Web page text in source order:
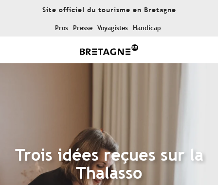
Site officiel du tourisme en Bretagne
Pros Presse Voyagistes Handicap
Trois idées reçues sur la
Thalasso